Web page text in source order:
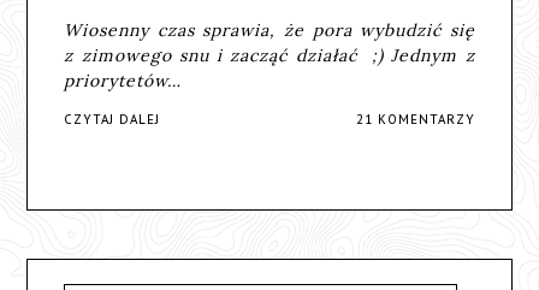
Wiosenny czas sprawia, że pora wybudzić się
z zimowego snu i zacząć działać ;) Jednym z
priorytetów…
CZYTAJ DALEJ 21 KOMENTARZY